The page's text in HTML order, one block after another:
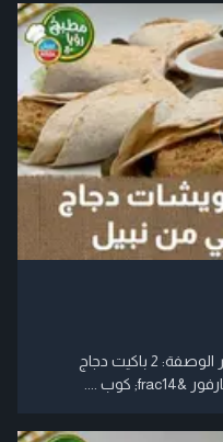
سندويشات دجاج باتي من نبيل مقادير الوصفة: 2 باكيت دجاج